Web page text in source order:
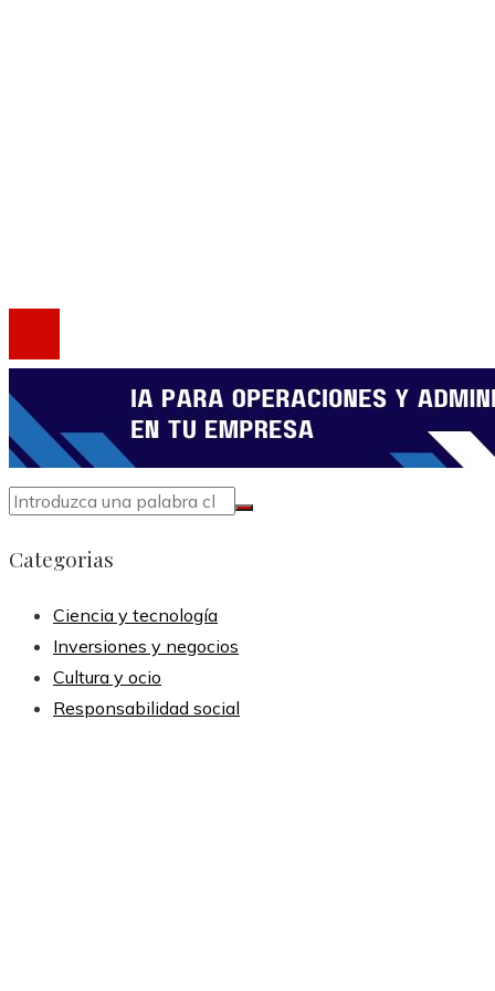
Categorias
Ciencia y tecnología
Inversiones y negocios
Cultura y ocio
Responsabilidad social